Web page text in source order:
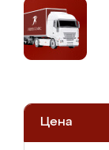
Цена